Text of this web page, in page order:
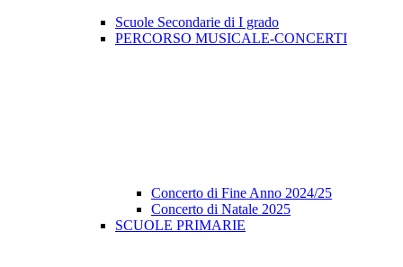
Scuole Secondarie di I grado
PERCORSO MUSICALE-CONCERTI
Concerto di Fine Anno 2024/25
Concerto di Natale 2025
SCUOLE PRIMARIE